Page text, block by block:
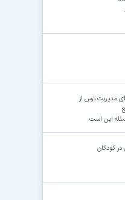
مدیریت ترس از
این است
در کودکان